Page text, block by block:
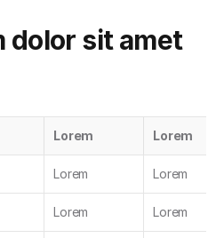
dolor sit amet
Lorem Lorem
Lorem Lorem
Lorem Lorem